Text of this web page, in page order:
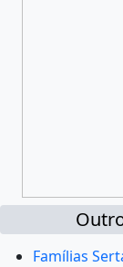
Famílias